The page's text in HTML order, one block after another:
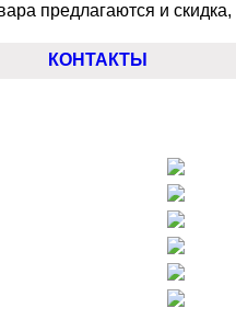
предлагаются и
КОНТАКТЫ